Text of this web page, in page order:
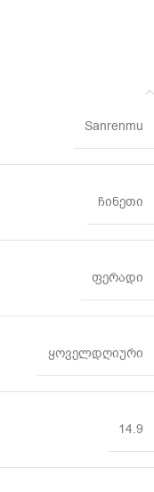
Sanrenmu
ჩინეთი
ფერადი
ყოველდღიური
14.9